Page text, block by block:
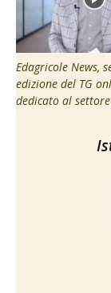
Edagricole News,
edizione del TG
dedicato al